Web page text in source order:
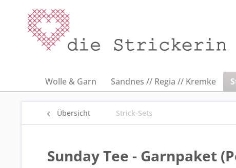
Wolle & Garn Sandnes // Regia // Kremke
Übersicht Strick-Sets
Sunday Tee - Garnpaket